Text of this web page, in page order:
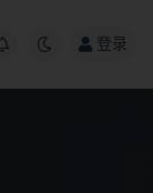
登录